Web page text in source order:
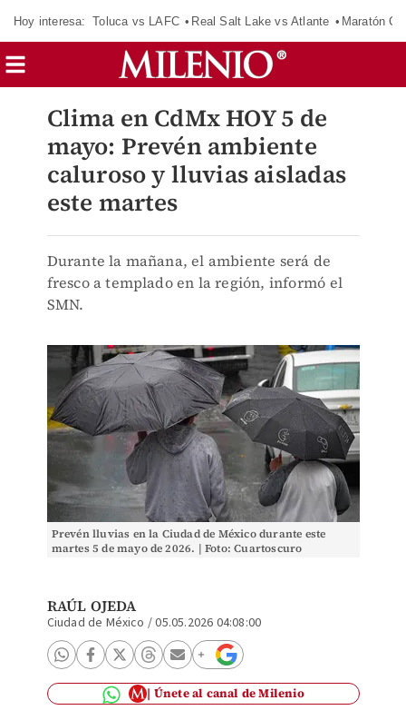
Hoy interesa: Toluca vs LAFC Real Salt Lake vs Atlante Maratón
Clima en CdMx HOY 5 de
mayo: Prevén ambiente
caluroso y lluvias aisladas
este martes
Durante la mañana, el ambiente será de
fresco a templado en la región, informó el
SMN.
Prevén lluvias en la Ciudad de México durante este
martes 5 de mayo de 2026. | Foto: Cuartoscuro
RAÚL OJEDA
Ciudad de México /05.05.2026 04:08:00
Únete al canal de Milenio